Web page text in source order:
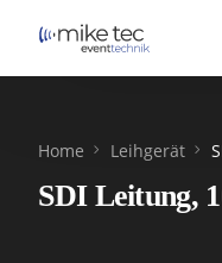
Home Leihgerät
SDI Leitung,